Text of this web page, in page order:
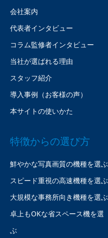
会社案内
代表者インタビュー
コラム監修者インタビュー
当社が選ばれる理由
スタッフ紹介
導入事例（お客様の声）
本サイトの使いかた
特徴からの選び方
鮮やかな写真画質の機種を選ぶ
スピード重視の高速機種を選ぶ
大規模な事務所向き機種を選ぶ
卓上もOKな省スペース機を選
ぶ